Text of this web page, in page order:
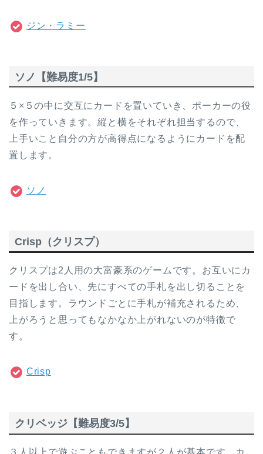
ジン・ラミー
ソノ【難易度1/5】
５×５の中に交互にカードを置いていき、ポーカーの役
を作っていきます。縦と横をそれぞれ担当するので、
上手いこと自分の方が高得点になるようにカードを配
置します。
ソノ
Crisp（クリスプ）
クリスプは2人用の大富豪系のゲームです。お互いにカ
ードを出し合い、先にすべての手札を出し切ることを
目指します。ラウンドごとに手札が補充されるため、
上がろうと思ってもなかなか上がれないのが特徴で
す。
Crisp
クリベッジ【難易度3/5】
３人以上で遊ぶこともできますが２人が基本です。カ